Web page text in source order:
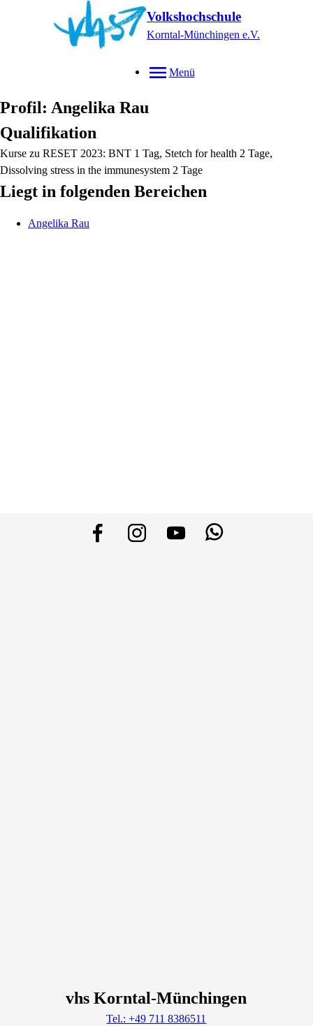
Volkshochschule
Korntal-Münchingen e.V.
Menü
Profil: Angelika Rau
Qualifikation
Kurse zu RESET 2023: BNT 1 Tag, Stetch for health 2 Tage,
Dissolving stress in the immunesystem 2 Tage
Liegt in folgenden Bereichen
Angelika Rau
vhs Korntal-Münchingen
Tel.: +49 711 8386511